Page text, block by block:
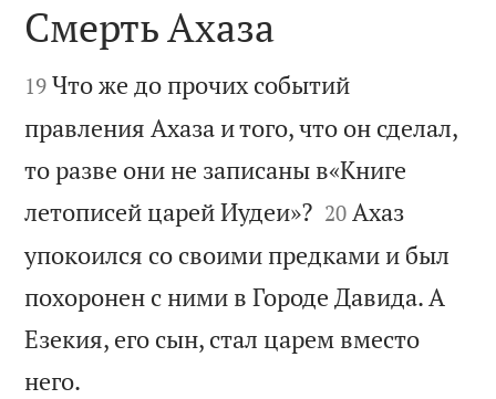

Смерть Ахаза

19 Что же до прочих событий
правления Ахаза и того, что он сделал,
то разве они не записаны в«Книге
летописей царей Иудеи»?
20 Ахаз
упокоился со своими предками и был
похоронен с ними в Городе Давида. А
Езекия, его сын, стал царем вместо
него.